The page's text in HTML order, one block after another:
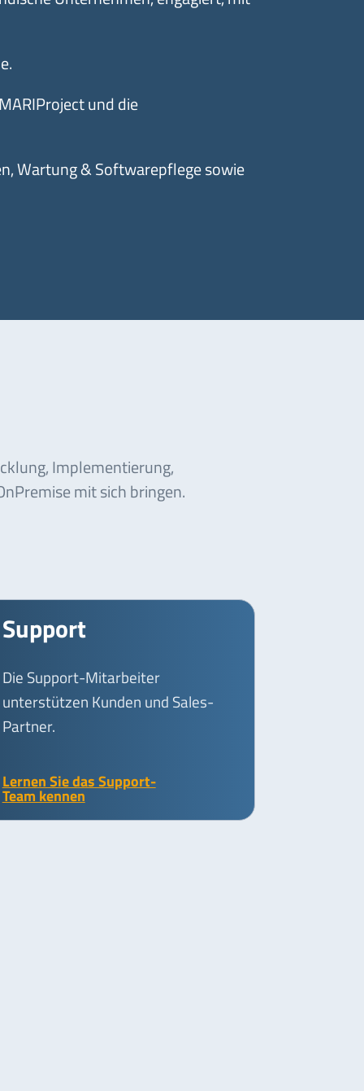
und die
Wartung & Softwarepflege sowie
Implementierung,
mit sich bringen.
Support
Die Support-Mitarbeiter
unterstützen Kunden und Sales-
Partner.
Lernen Sie das Support-
Team kennen